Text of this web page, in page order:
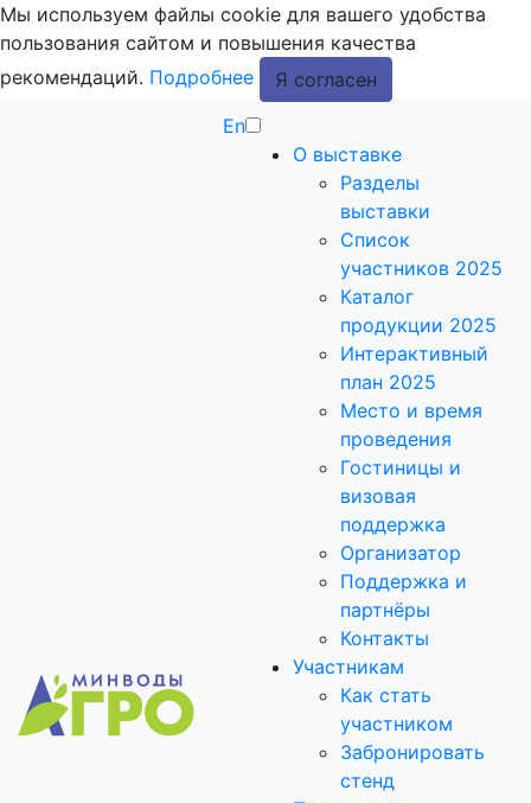
Мы используем файлы cookie для вашего удобства
пользования сайтом и повышения качества
рекомендаций. Подробнее
Я согласен
En
О выставке
Разделы
выставки
Список
участников 2025
Каталог
продукции 2025
Интерактивный
план 2025
Место и время
проведения
Гостиницы и
визовая
поддержка
Организатор
Поддержка и
партнёры
Контакты
Участникам
Как стать
участником
Забронировать
стенд